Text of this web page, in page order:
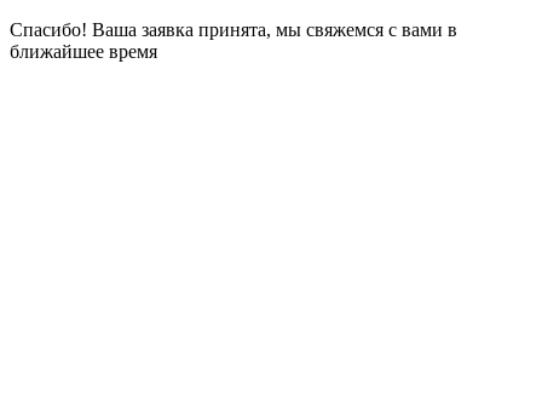
Спасибо! Ваша заявка принята, мы свяжемся с вами в
ближайшее время